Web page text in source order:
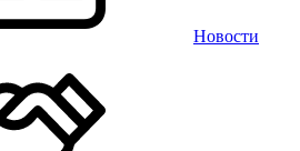
Новости